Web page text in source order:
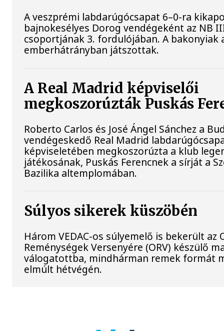
A veszprémi labdarúgócsapat 6–0-ra
bajnokesélyes Dorog vendégeként az NB
csoportjának 3. fordulójában. A bakonyiak
emberhátrányban játszottak.
A Real Madrid képviselői
megkoszorúzták Puskás
Roberto Carlos és José Ángel Sánchez a
vendégeskedő Real Madrid
képviseletében megkoszorúzta a klub
játékosának, Puskás Ferencnek a sírját a
Bazilika altemplomában.
Súlyos sikerek küszöbén
Három VEDAC-os súlyemelő is bekerült az
Reménységek Versenyére (ORV) készülő
válogatottba, mindhárman remek formát
elmúlt hétvégén.